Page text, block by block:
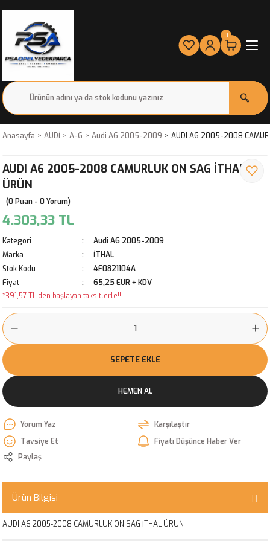
0
Anasayfa AUDİ A-6 Audi A6 2005-2009 AUDI A6 2005-2008
AUDI A6 2005-2008 CAMURLUK ON SAG İTHAL
ÜRÜN
(0 Puan - 0 Yorum)
4.303,33 TL
Kategori
Audi A6 2005-2009
Marka
İTHAL
Stok Kodu
4F0821104A
Fiyat
65,25 EUR + KDV
*391,57 TL den başlayan taksitlerle!!
SEPETE EKLE
HEMEN AL
Yorum Yaz
Karşılaştır
Tavsiye Et
Fiyatı Düşünce Haber Ver
Paylaş
Ürün Bilgisi
AUDI A6 2005-2008 CAMURLUK ON SAG İTHAL ÜRÜN